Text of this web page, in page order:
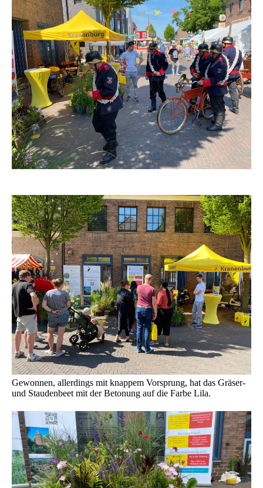
Gewonnen, allerdings mit knappem Vorsprung, hat das Gräser-
und Staudenbeet mit der Betonung auf die Farbe Lila.